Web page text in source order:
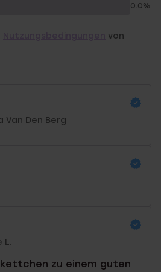
0.0%
von
Van Den Berg
L.
zu einem guten